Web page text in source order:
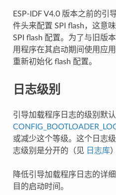
ESP-IDF V4.0 版本之前的引
件头来配置 SPI flash，这意
SPI flash 配置。为了与旧版
用程序在其启动期间使用应
重新初始化 flash 配置。
日志级别
引导加载程序日志的级别默
或减少这个等级。这个日志
志级别是分开的（见 日志库
降低引导加载程序日志的详
目的启动时间。